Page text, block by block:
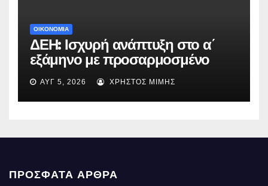
ΟΙΚΟΝΟΜΙΑ
ΔΕΗ: Ισχυρή ανάπτυξη στο α΄
εξάμηνο με προσαρμοσμένο
EBITDA στα €1,2 δισ.
ΑΥΓ 5, 2026 ΧΡΉΣΤΟΣ ΜΊΜΗΣ
ΠΡΌΣΦΑΤΑ ΆΡΘΡΑ